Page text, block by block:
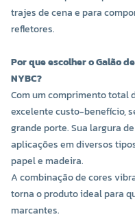
trajes de cena e para
refletores.
Por que escolher o Galão
NYBC?
Com um comprimento total
excelente custo-benefício,
grande porte. Sua largura
aplicações em diversos
papel e madeira.
A combinação de cores
torna o produto ideal para
marcantes.